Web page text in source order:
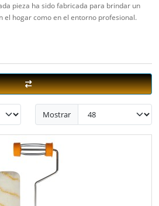
pieza ha sido fabricada para brindar un
el hogar como en el entorno profesional.
Mostrar